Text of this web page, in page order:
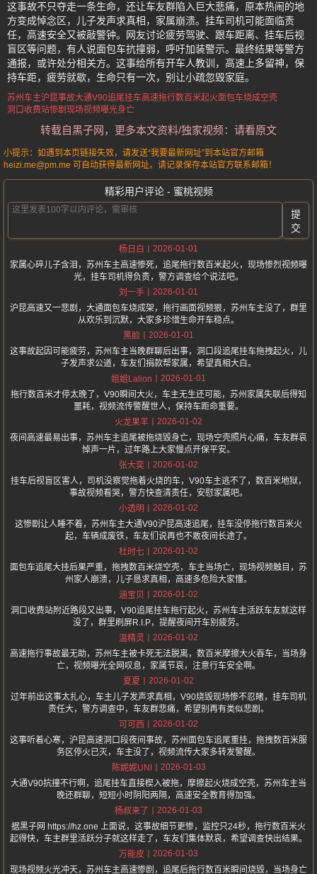
这事故不只夺走一条生命，还让车友群陷入巨大悲痛，原本热闹的地
方变成悼念区，儿子发声求真相，家属崩溃。挂车司机可能面临责
任，高速安全又被敲警钟。网友讨论疲劳驾驶、跟车距离、挂车后视
盲区等问题，有人说面包车抗撞弱，呼吁加装警示。最终结果等警方
通报，或许处分相关方。这事给所有开车人教训，高速上多留神，保
持车距，疲劳就歇，生命只有一次，别让小疏忽毁家庭。
苏州车主沪昆事故大通V90追尾挂车高速拖行数百米起火面包车烧成空壳
洞口收费站惨剧 现场视频曝光身亡
转载自黑子网，更多本文资料/独家视频：请看原文
小提示：如遇到本页链接失效，请发送“我要最新网址”到本站官方邮箱
heizi.me@pm.me 可自动获得最新网址。请记录保存本站官方联系邮箱！
精彩用户评论 - 蜜桃视频
提
交
杨日白
2026-01-01
家属心碎儿子含泪，苏州车主高速惨死，追尾拖行数百米起火，现场惨烈视频曝
光，挂车司机得负责，警方调查给个说法吧。
刘一手
2026-01-01
沪昆高速又一悲剧，大通面包车烧成架，拖行画面视频狠，苏州车主没了，群里
从欢乐到沉默，大家多珍惜生命开车稳点。
黑脸
2026-01-01
这事故起因可能疲劳，苏州车主当晚群聊后出事，洞口段追尾挂车拖拽起火，儿
子发声求公道，车友们捐款帮家属，希望真相大白。
姐姐Lalion
2026-01-01
拖行数百米才停太晚了，V90瞬间大火，车主无生还可能，苏州家属失联后得知
噩耗，视频流传警醒世人，保持车距命重要。
火龙果羊
2026-01-02
夜间高速最易出事，苏州车主追尾被拖烧毁身亡，现场空壳照片心痛，车友群哀
悼声一片，过年路上大家慢点开保平安。
张大奕
2026-01-02
挂车后视盲区害人，司机没察觉拖着火烧的车，V90车主逃不了，数百米地狱，
事故视频看哭，警方快查清责任，安慰家属吧。
小透明
2026-01-02
这惨剧让人睡不着，苏州车主大通V90沪昆高速追尾，挂车没停拖行数百米火
起，车辆成废铁，车友们说再也不敢夜间长途了。
杜时七
2026-01-02
面包车追尾大挂后果严重，拖拽数百米烧空壳，车主当场亡，现场视频触目，苏
州家人崩溃，儿子恳求真相，高速多危险大家懂。
涵宝贝
2026-01-02
洞口收费站附近路段又出事，V90追尾挂车拖行起火，苏州车主活跃车友就这样
没了，群里刷屏R.I.P，提醒夜间开车别疲劳。
温精灵
2026-01-02
高速拖行事故最无助，苏州车主被卡死无法脱离，数百米摩擦大火吞车，当场身
亡，视频曝光全网叹息，家属节哀，注意行车安全啊。
夏夏
2026-01-02
过年前出这事太扎心，车主儿子发声求真相，V90烧毁现场惨不忍睹，挂车司机
责任大，警方调查中，车友群悲痛，希望别再有类似悲剧。
可可西
2026-01-02
这事听着心寒，沪昆高速洞口段夜间事故，苏州面包车追尾重挂，拖拽数百米服
务区停火已灭，车主没了，视频流传大家多转发警醒。
陈妮妮UNI
2026-01-03
大通V90抗撞不行啊，追尾挂车直接楔入被拖，摩擦起火烧成空壳，苏州车主当
晚还群聊，短短小时阴阳两隔，高速安全教育得加强。
杨叔来了
2026-01-03
据黑子网 https://hz.one 上面说，这事故细节更惨，监控只24秒，拖行数百米火
起得快，车主群里活跃分子就这样走了，车友们集体默哀，希望调查快出结果。
万能皮
2026-01-03
现场视频火光冲天，苏州车主高速惨剧，追尾后拖行数百米瞬间烧毁，当场身亡